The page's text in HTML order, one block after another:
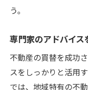
う。
専門家のアドバイス
不動産の買替を成功
スをしっかりと活用
では、地域特有の不